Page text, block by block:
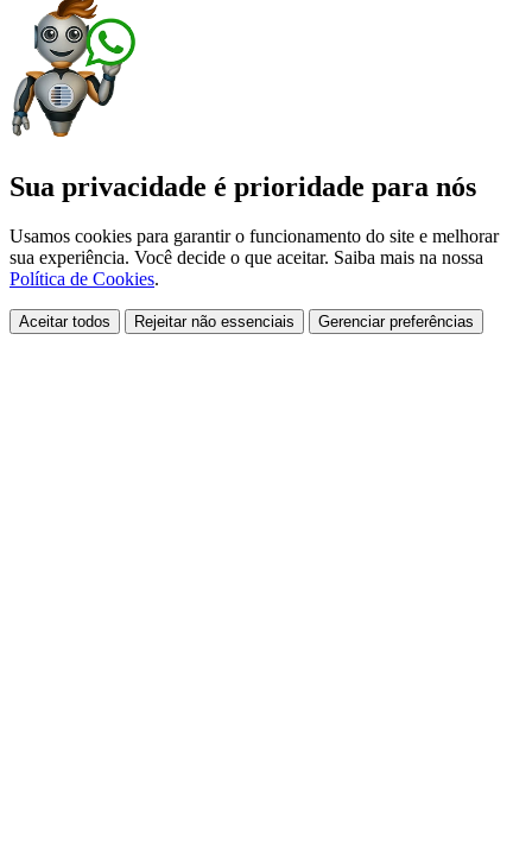
Sua privacidade é prioridade para nós
Usamos cookies para garantir o funcionamento do site e melhorar
sua experiência. Você decide o que aceitar. Saiba mais na nossa
Política de Cookies.
Aceitar todos Rejeitar não essenciais Gerenciar preferências